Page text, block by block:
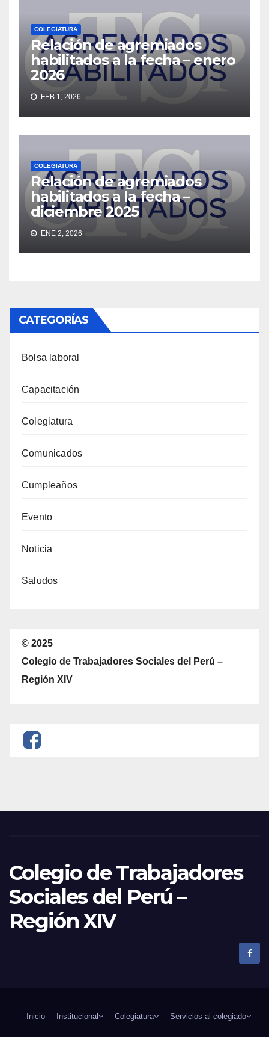
COLEGIATURA
Relación de agremiados
habilitados a la fecha – enero
2026
FEB 1, 2026
COLEGIATURA
Relación de agremiados
habilitados a la fecha –
diciembre 2025
ENE 2, 2026
CATEGORÍAS
Bolsa laboral
Capacitación
Colegiatura
Comunicados
Cumpleaños
Evento
Noticia
Saludos
© 2025
Colegio de Trabajadores Sociales del Perú –
Región XIV
Colegio de Trabajadores
Sociales del Perú –
Región XIV
Inicio Institucional Colegiatura Servicios al colegiado